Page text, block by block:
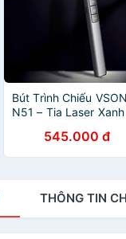
Bút Trình Chiếu VSON
N51 – Tia Laser
Sạc Dùng Lâu sử dụng
mọi hệ điều hành -
545.000 đ
THÔNG TIN